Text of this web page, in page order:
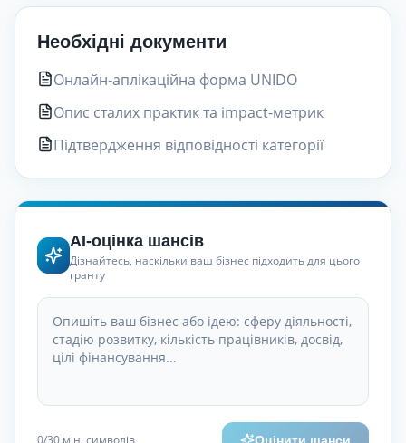
Необхідні документи
Онлайн-аплікаційна форма UNIDO
Опис сталих практик та impact-метрик
Підтвердження відповідності категорії
AI-оцінка шансів
Дізнайтесь, наскільки ваш бізнес підходить для цього
гранту
0/30 мін. символів